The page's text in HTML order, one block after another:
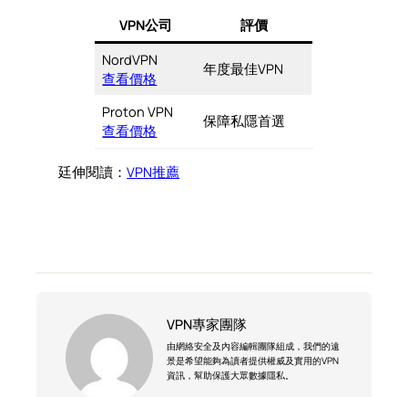
VPN公司
評價
NordVPN
查看價格
年度最佳VPN
Proton VPN
查看價格
保障私隱首選
廷伸閱讀：VPN推薦
VPN專家團隊
由網絡安全及內容編輯團隊組成，我們的遠
景是希望能夠為讀者提供權威及實用的VPN
資訊，幫助保護大眾數據隱私。